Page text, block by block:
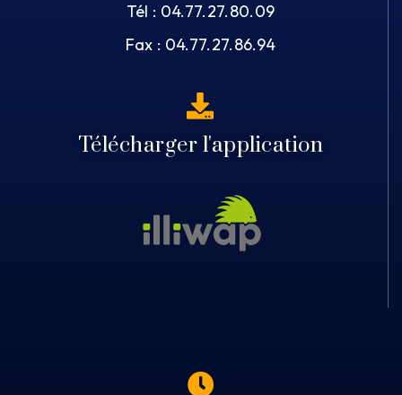
Tél : 04.77.27.80.09
Fax : 04.77.27.86.94
Télécharger l'application